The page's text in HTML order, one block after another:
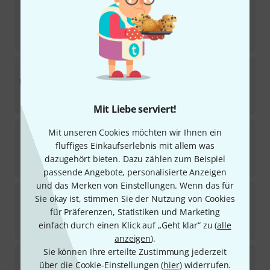
Mit Liebe serviert!
Mit unseren Cookies möchten wir Ihnen ein
fluffiges Einkaufserlebnis mit allem was
dazugehört bieten. Dazu zählen zum Beispiel
passende Angebote, personalisierte Anzeigen
und das Merken von Einstellungen. Wenn das für
Sie okay ist, stimmen Sie der Nutzung von Cookies
für Präferenzen, Statistiken und Marketing
einfach durch einen Klick auf „Geht klar“ zu (alle
anzeigen).
Sie können Ihre erteilte Zustimmung jederzeit
über die Cookie-Einstellungen (hier) widerrufen.
GRB-2U
260
Sofort lieferbar
GR-4L
152
€
GatorGRB-3U
82 €
GatorGRB-4U
31
Sofort lieferbar
95€
GatorGRC-10X4 3D Rack B-Stock
3